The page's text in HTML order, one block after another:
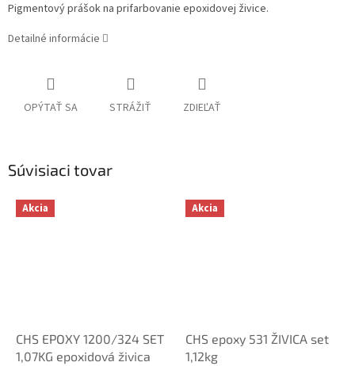
Pigmentový prášok na prifarbovanie epoxidovej živice.
Detailné informácie
OPÝTAŤ SA STRÁŽIŤ ZDIEĽAŤ
Súvisiaci tovar
Akcia
CHS EPOXY 1200/324 SET
1,07KG epoxidová živica
Akcia
CHS epoxy 531 ŽIVICA set
1,12kg